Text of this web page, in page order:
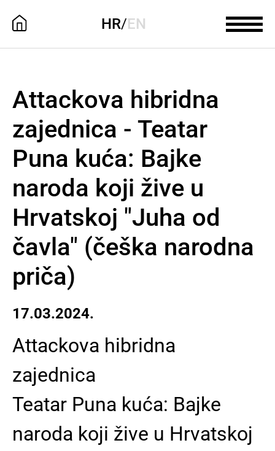
HR/EN
Attackova hibridna
zajednica - Teatar
Puna kuća: Bajke
naroda koji žive u
Hrvatskoj "Juha od
čavla" (češka narodna
priča)
17.03.2024.
Attackova hibridna
zajednica
Teatar Puna kuća: Bajke
naroda koji žive u Hrvatskoj